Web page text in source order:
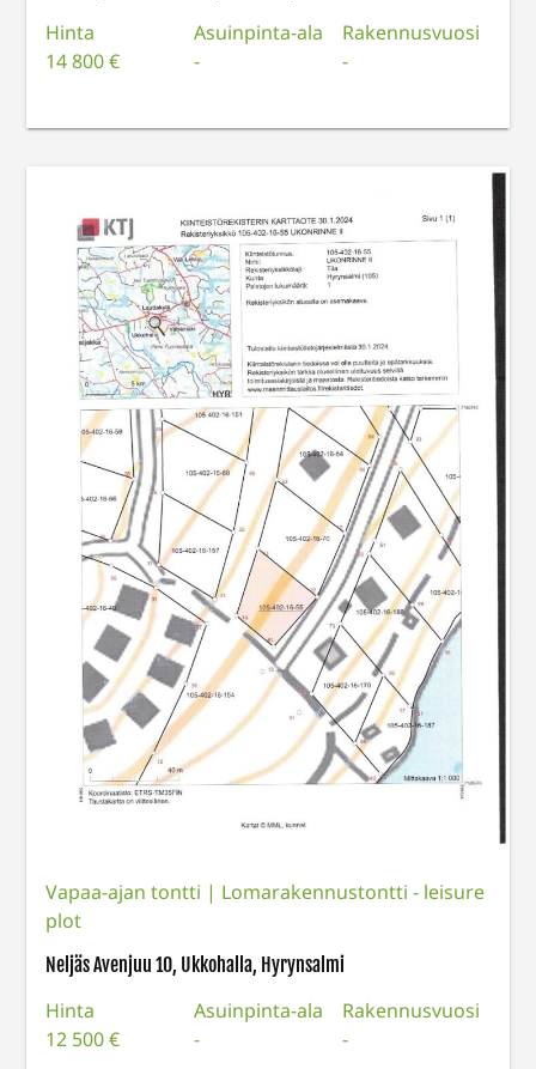
Hinta
14 800 €
Asuinpinta-ala
-
Rakennusvuosi
-
Vapaa-ajan tontti | Lomarakennustontti - leisure
plot
Neljäs Avenjuu 10, Ukkohalla, Hyrynsalmi
Hinta
12 500 €
Asuinpinta-ala
-
Rakennusvuosi
-